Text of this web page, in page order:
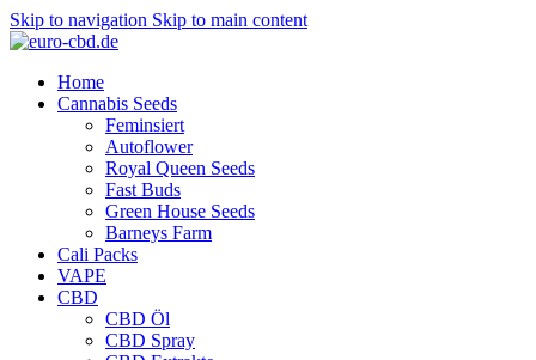
Skip to navigation Skip to main content
Home
Cannabis Seeds
Feminsiert
Autoflower
Royal Queen Seeds
Fast Buds
Green House Seeds
Barneys Farm
Cali Packs
VAPE
CBD
CBD Öl
CBD Spray